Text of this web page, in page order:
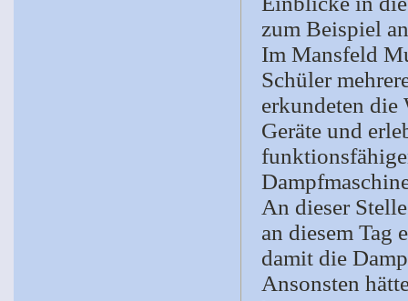
zum Beispiel
Im Mansfeld
Schüler
erkundeten die
Geräte und
An dieser
an diesem Tag
damit die
Ansonsten